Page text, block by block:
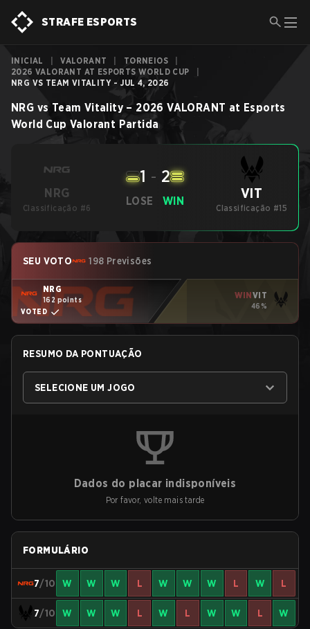
STRAFE ESPORTS
INICIAL VALORANT TORNEIOS
2026 VALORANT AT ESPORTS WORLD CUP
NRG VS TEAM VITALITY - JUL 4, 2026
NRG vs Team Vitality – 2026 VALORANT at Esports
World Cup Valorant Partida
NRG
Classificação #6
LOSE
1 - 2
WIN VIT
Classificação #15
SEU VOTO 198 Previsões
NRG
162 points
VOTED
WINVIT
46%
RESUMO DA PONTUAÇÃO
SELECIONE UM JOGO
Dados do placar indisponíveis
Por favor, volte mais tarde
FORMULÁRIO
7/10 W W W L W W W L W L
7/10 W W W L W L W W L W